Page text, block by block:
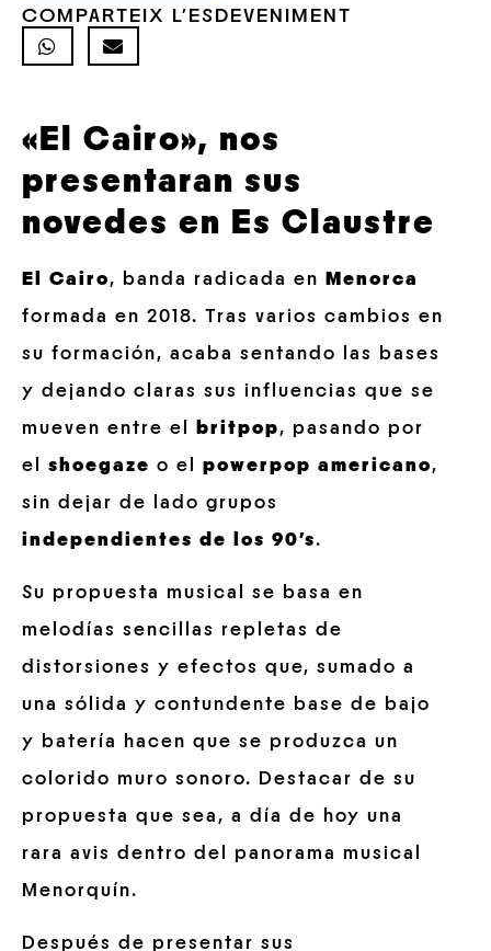
COMPARTEIX L'ESDEVENIMENT
«El Cairo», nos
presentaran sus
novedes en Es Claustre
El Cairo, banda radicada en
Menorca
formada en 2018. Tras varios cambios en
su formación, acaba sentando las bases
y dejando claras sus influencias que se
mueven entre el
britpop, pasando por
el shoegaze o el powerpop americano,
sin dejar de lado grupos
independientes de los 90’s.
Su propuesta musical se basa en
melodías sencillas repletas de
distorsiones y efectos que, sumado a
una sólida y contundente base de bajo
y batería hacen que se produzca un
colorido muro sonoro. Destacar de su
propuesta que sea, a día de hoy una
rara avis dentro del panorama musical
Menorquín.
Después de presentar sus